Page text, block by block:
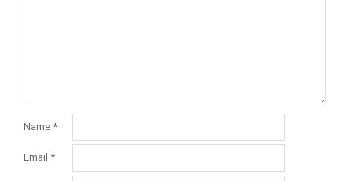
Name *
Email *